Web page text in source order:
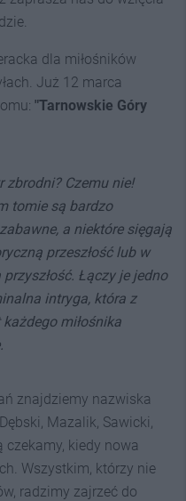
dla miłośników
Już 12 marca
"Tarnowskie Góry
zbrodni? Czemu nie!
tomie są bardzo
a niektóre sięgają
przeszłość lub w
Łączy je jedno
intryga, która z
miłośnika
znajdziemy nazwiska
Mazalik, Sawicki,
czekamy, kiedy nowa
Wszystkim, którzy nie
radzimy zajrzeć do